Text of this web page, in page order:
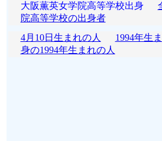
大阪薫英女学院高等学校出身
院高等学校の出身者
4月10日生まれの人
1994年生
身の1994年生まれの人